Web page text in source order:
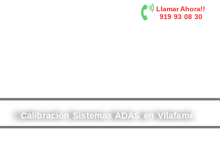
Llamar Ahora!!
919 93 08 30
Calibración Sistemas ADAS en Vilafamés